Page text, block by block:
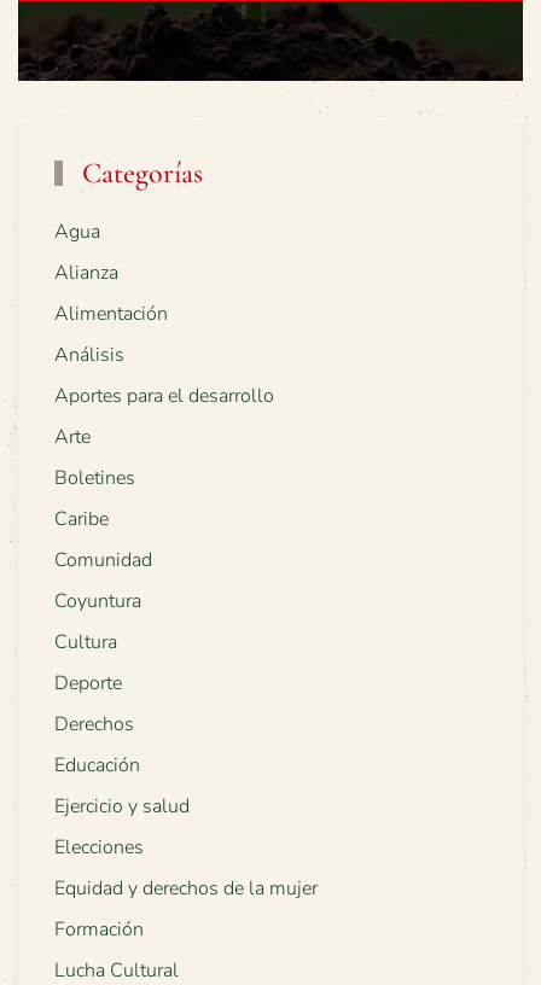
Categorías
Agua
Alianza
Alimentación
Análisis
Aportes para el desarrollo
Arte
Boletines
Caribe
Comunidad
Coyuntura
Cultura
Deporte
Derechos
Educación
Ejercicio y salud
Elecciones
Equidad y derechos de la mujer
Formación
Lucha Cultural